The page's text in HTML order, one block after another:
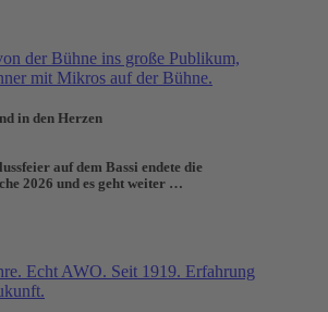
in den Herzen
auf dem Bassi endete die
2026 und es geht weiter …